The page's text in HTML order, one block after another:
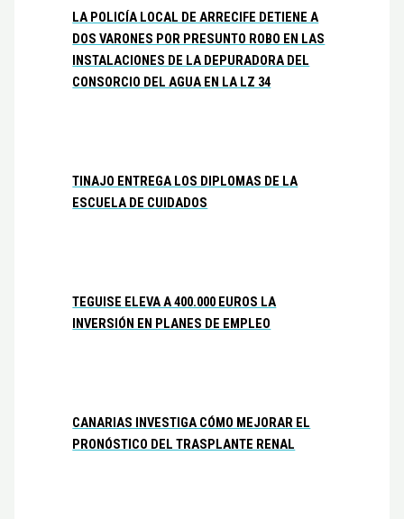
LA POLICÍA LOCAL DE ARRECIFE DETIENE A
DOS VARONES POR PRESUNTO ROBO EN LAS
INSTALACIONES DE LA DEPURADORA DEL
CONSORCIO DEL AGUA EN LA LZ 34
TINAJO ENTREGA LOS DIPLOMAS DE LA
ESCUELA DE CUIDADOS
TEGUISE ELEVA A 400.000 EUROS LA
INVERSIÓN EN PLANES DE EMPLEO
CANARIAS INVESTIGA CÓMO MEJORAR EL
PRONÓSTICO DEL TRASPLANTE RENAL